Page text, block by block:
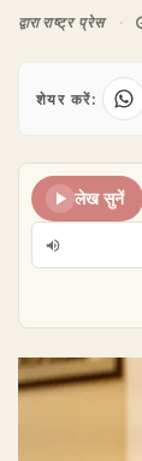
द्वाराराष्ट्र प्रेस
शेयर करें:
लेख सुनें